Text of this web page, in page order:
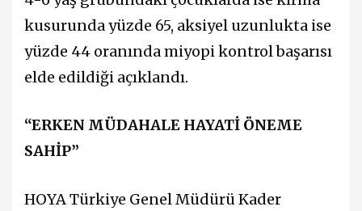
kusurunda yüzde 65, aksiyel uzunlukta ise
yüzde 44 oranında miyopi kontrol başarısı
elde edildiği açıklandı.
“ERKEN MÜDAHALE HAYATİ ÖNEME
SAHİP”
HOYA Türkiye Genel Müdürü Kader